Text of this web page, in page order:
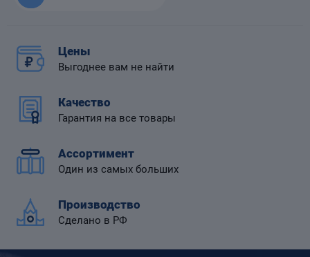
Цены
Выгоднее вам не найти
Качество
Гарантия на все товары
Ассортимент
Один из самых больших
Производство
Сделано в РФ